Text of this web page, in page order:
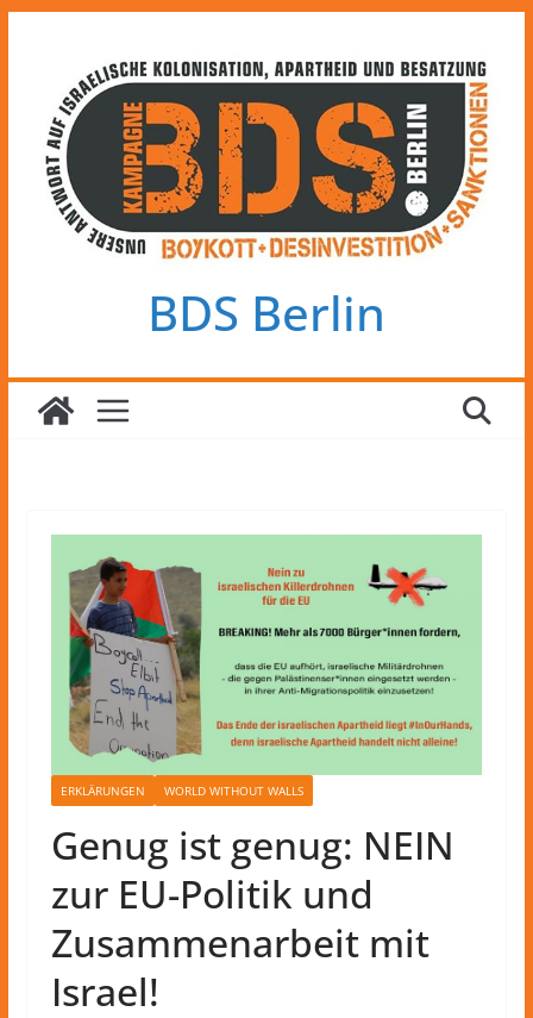
springen
BDS Berlin
ERKLÄRUNGEN WORLD WITHOUT WALLS
Genug ist genug: NEIN
zur EU-Politik und
Zusammenarbeit mit
Israel!